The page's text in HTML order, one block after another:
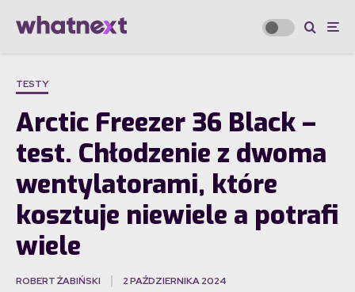
TESTY
Arctic Freezer 36 Black –
test. Chłodzenie z dwoma
wentylatorami, które
kosztuje niewiele a potrafi
wiele
ROBERT ŻABIŃSKI 2 PAŹDZIERNIKA 2024